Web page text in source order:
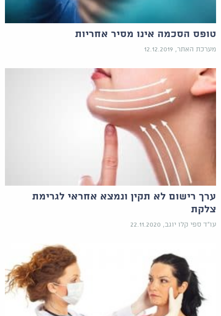
טופס הסכמה אינו מסיר אחריות
מערכת האתר, 12.12.2019
ערך רישום לא תקין ונמצא אחראי לגרימת
צלקת
עו"ד ספי קלו יוגב, 22.11.2020